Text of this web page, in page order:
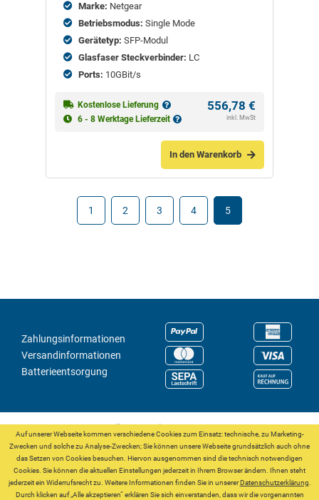
Marke: Netgear
Betriebsmodus: Single Mode
Gerätetyp: SFP-Modul
Glasfaser Steckverbinder: LC
Ports: 10GBit/s
Kostenlose Lieferung
6 - 8 Werktage Lieferzeit
556,78 €
inkl. MwSt
In den Warenkorb
1 2 3 4 5
Zahlungsinformationen
Versandinformationen
Batterieentsorgung
Widerrufsbelehrung
Datenschutzerklärung (alt)
Impressum
AGB
Auf unserer Webseite kommen verschiedene Cookies zum Einsatz: technische, zu Marketing-
Zwecken und solche zu Analyse-Zwecken; Sie können unsere Webseite grundsätzlich auch ohne
das Setzen von Cookies besuchen. Hiervon ausgenommen sind die technisch notwendigen
Cookies. Sie können die aktuellen Einstellungen jederzeit in Ihrem Browser ändern. Ihnen steht
jederzeit ein Widerrufsrecht zu. Weitere Informationen finden Sie in unsererDatenschutzerklärung
Durch klicken auf „Alle akzeptieren“ erklären Sie sich einverstanden, dass wir die vorgenannten